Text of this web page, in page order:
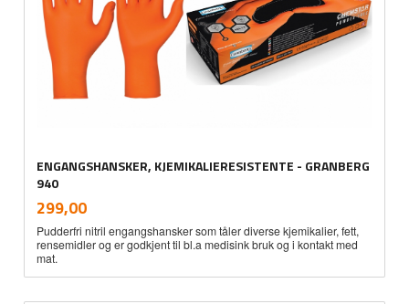
ENGANGSHANSKER, KJEMIKALIERESISTENTE - GRANBERG
940
Pris
299,00mva.
Pudderfri nitril engangshansker som tåler diverse kjemikalier, fett,
rensemidler og er godkjent til bl.a medisink bruk og i kontakt med
mat.